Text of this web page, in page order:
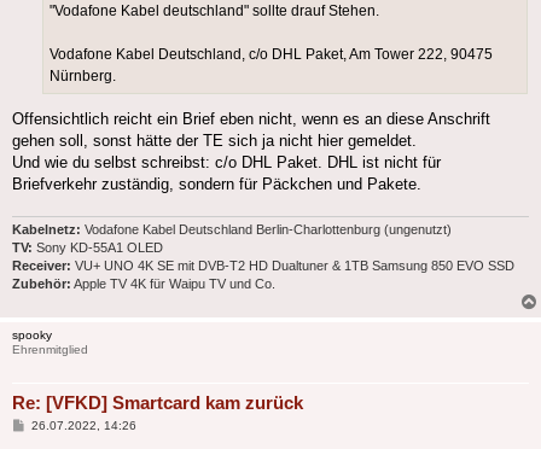
"Vodafone Kabel deutschland" sollte drauf Stehen.
Vodafone Kabel Deutschland, c/o DHL Paket, Am Tower 222, 90475
Nürnberg.
Offensichtlich reicht ein Brief eben nicht, wenn es an diese Anschrift
gehen soll, sonst hätte der TE sich ja nicht hier gemeldet.
Und wie du selbst schreibst: c/o DHL Paket. DHL ist nicht für
Briefverkehr zuständig, sondern für Päckchen und Pakete.
Kabelnetz: Vodafone Kabel Deutschland Berlin-Charlottenburg (ungenutzt)
TV: Sony KD-55A1 OLED
Receiver: VU+ UNO 4K SE mit DVB-T2 HD Dualtuner & 1TB Samsung 850 EVO SSD
Zubehör: Apple TV 4K für Waipu TV und Co.
spooky
Ehrenmitglied
Re: [VFKD] Smartcard kam zurück
Beitrag
26.07.2022, 14:26